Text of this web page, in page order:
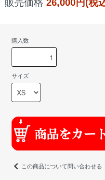
販売価格 26,000円(税
購入数
サイズ
この商品について問い合わせる